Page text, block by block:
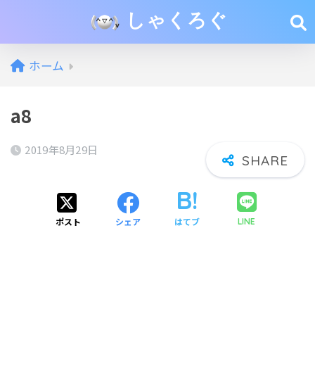
しゃくろぐ
ホーム
a8
2019年8月29日
ポスト シェア はてブ LINE